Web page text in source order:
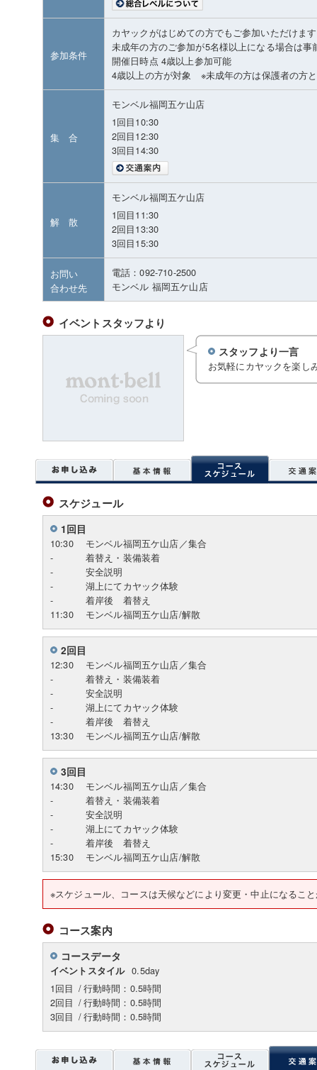
参加条件
カヤックがはじめての方でもご参加いただけま
未成年の方のご参加が5名様以上になる場合は事
開催日時点 4歳以上参加可能
4歳以上の方が対象 ※未成年の方は保護者の方
集 合
モンベル福岡五ケ山店
1回目10:30
2回目12:30
3回目14:30
解 散
モンベル福岡五ケ山店
1回目11:30
2回目13:30
3回目15:30
お問い
合わせ先
電話：092-710-2500
モンベル 福岡五ケ山店
イベントスタッフより
スタッフより一言
お気軽にカヤックを楽し
スケジュール
1回目
10:30
モンベル福岡五ケ山店／集合
-
着替え・装備装着
-
安全説明
-
湖上にてカヤック体験
-
着岸後 着替え
11:30
モンベル福岡五ケ山店/解散
2回目
12:30
モンベル福岡五ケ山店／集合
-
着替え・装備装着
-
安全説明
-
湖上にてカヤック体験
-
着岸後 着替え
13:30
モンベル福岡五ケ山店/解散
3回目
14:30
モンベル福岡五ケ山店／集合
-
着替え・装備装着
-
安全説明
-
湖上にてカヤック体験
-
着岸後 着替え
15:30
モンベル福岡五ケ山店/解散
※スケジュール、コースは天候などにより変更・中止に
コース案内
コースデータ
イベントスタイル 0.5day
1回目 /行動時間：0.5時間
2回目 /行動時間：0.5時間
3回目 /行動時間：0.5時間